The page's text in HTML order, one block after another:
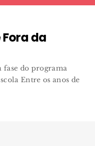
da
fase do programa
Entre os anos de